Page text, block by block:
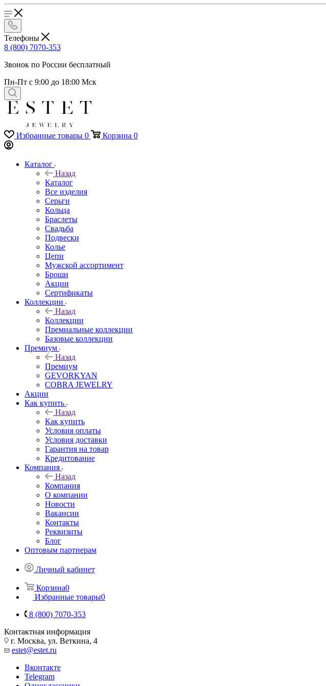
Телефоны
8 (800) 7070-353
Звонок по России бесплатный
Пн-Пт с 9:00 до 18:00 Мск
Избранные товары 0 Корзина 0
Каталог
Назад
Каталог
Все изделия
Серьги
Кольца
Браслеты
Свадьба
Подвески
Колье
Цепи
Мужской ассортимент
Броши
Акции
Сертификаты
Коллекции
Назад
Коллекции
Премиальные коллекции
Базовые коллекции
Премиум
Назад
Премиум
GEVORKYAN
COBRA JEWELRY
Акции
Как купить
Назад
Как купить
Условия оплаты
Условия доставки
Гарантия на товар
Кредитование
Компания
Назад
Компания
О компании
Новости
Вакансии
Контакты
Реквизиты
Блог
Оптовым партнерам
Личный кабинет
Корзина0
Избранные товары0
8 (800) 7070-353
Контактная информация
г. Москва, ул. Веткина, 4
estet@estet.ru
Вконтакте
Telegram